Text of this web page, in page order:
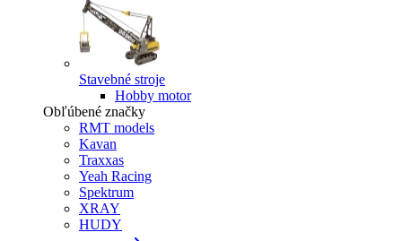
Stavebné stroje
Hobby motor
Obľúbené značky
RMT models
Kavan
Traxxas
Yeah Racing
Spektrum
XRAY
HUDY